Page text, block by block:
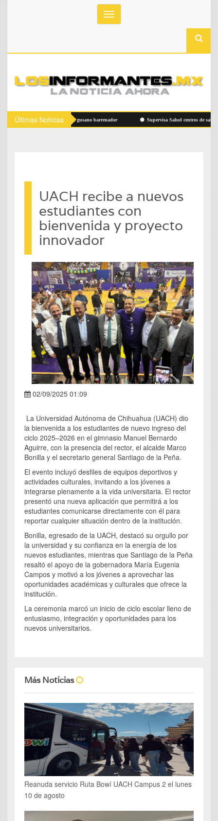
Toggle
navigation
Últimas Noticias
Municipio prevención del gusano barrenador Supervisa Salud centros de salud en
UACH recibe a nuevos
estudiantes con
bienvenida y proyecto
innovador
02/09/2025 01:09
La Universidad Autónoma de Chihuahua (UACH) dio
la bienvenida a los estudiantes de nuevo ingreso del
ciclo 2025–2026 en el gimnasio Manuel Bernardo
Aguirre, con la presencia del rector, el alcalde Marco
Bonilla y el secretario general Santiago de la Peña.
El evento incluyó desfiles de equipos deportivos y
actividades culturales, invitando a los jóvenes a
integrarse plenamente a la vida universitaria. El rector
presentó una nueva aplicación que permitirá a los
estudiantes comunicarse directamente con él para
reportar cualquier situación dentro de la institución.
Bonilla, egresado de la UACH, destacó su orgullo por
la universidad y su confianza en la energía de los
nuevos estudiantes, mientras que Santiago de la Peña
resaltó el apoyo de la gobernadora María Eugenia
Campos y motivó a los jóvenes a aprovechar las
oportunidades académicas y culturales que ofrece la
institución.
La ceremonia marcó un inicio de ciclo escolar lleno de
entusiasmo, integración y oportunidades para los
nuevos universitarios.
Más Noticias
Reanuda servicio Ruta Bowí UACH Campus 2 el lunes
10 de agosto